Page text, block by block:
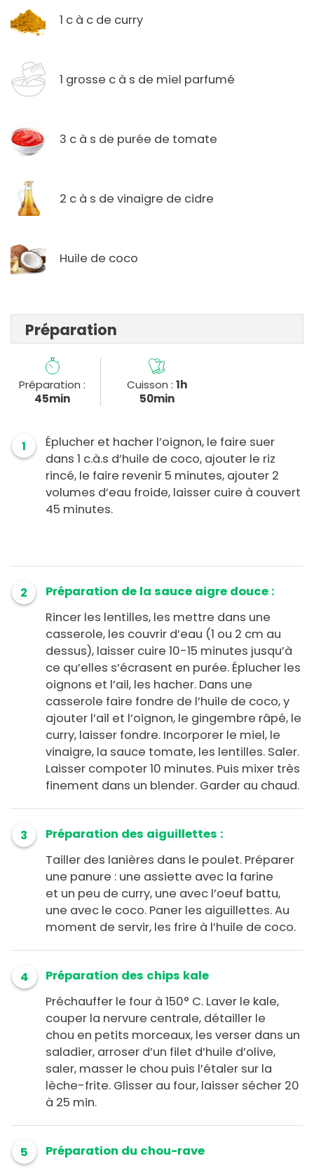
1 c à c de curry
1 grosse c à s de miel parfumé
3 c à s de purée de tomate
2 c à s de vinaigre de cidre
Huile de coco
Préparation
Préparation :
45min
Cuisson : 1h
50min
1
Éplucher et hacher l’oignon, le faire suer
dans 1 c.à.s d’huile de coco, ajouter le riz
rincé, le faire revenir 5 minutes, ajouter 2
volumes d’eau froide, laisser cuire à couvert
45 minutes.
2
Préparation de la sauce aigre douce :
Rincer les lentilles, les mettre dans une
casserole, les couvrir d’eau (1 ou 2 cm au
dessus), laisser cuire 10-15 minutes jusqu’à
ce qu’elles s’écrasent en purée. Éplucher les
oignons et l’ail, les hacher. Dans une
casserole faire fondre de l’huile de coco, y
ajouter l’ail et l’oignon, le gingembre râpé, le
curry, laisser fondre. Incorporer le miel, le
vinaigre, la sauce tomate, les lentilles. Saler.
Laisser compoter 10 minutes. Puis mixer très
finement dans un blender. Garder au chaud.
3
Préparation des aiguillettes :
Tailler des lanières dans le poulet. Préparer
une panure : une assiette avec la farine
et un peu de curry, une avec l’oeuf battu,
une avec le coco. Paner les aiguillettes. Au
moment de servir, les frire à l’huile de coco.
4
Préparation des chips kale
Préchauffer le four à 150° C. Laver le kale,
couper la nervure centrale, détailler le
chou en petits morceaux, les verser dans un
saladier, arroser d’un filet d’huile d’olive,
saler, masser le chou puis l’étaler sur la
lèche-frite. Glisser au four, laisser sécher 20
à 25 min.
5
Préparation du chou-rave